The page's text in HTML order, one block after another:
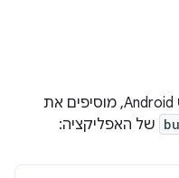
כדי להשתמש בקורוטינות בפרויקט Android, מוסיפים את
של האפליקציה: